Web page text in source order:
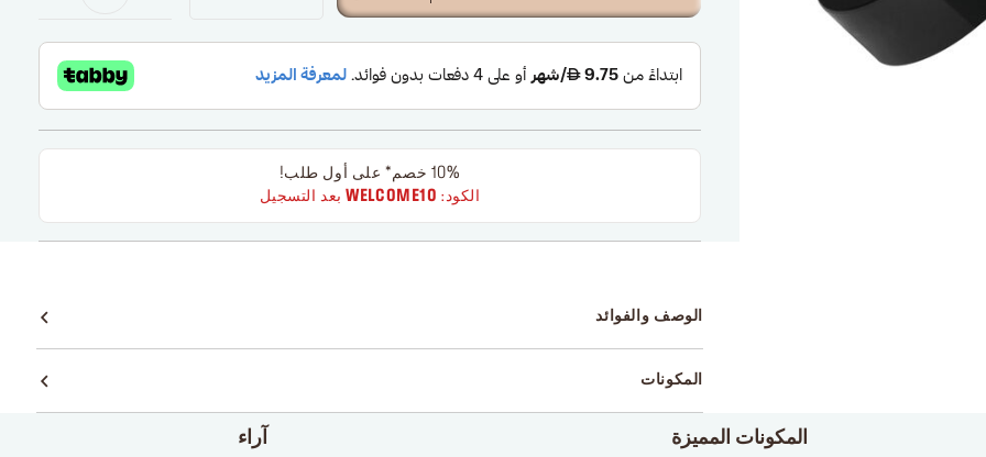
10% خصم* على أول طلب!
الكود: WELCOME10بعد التسجيل
الوصف والفوائد
المكونات
المكونات المميزة آراء